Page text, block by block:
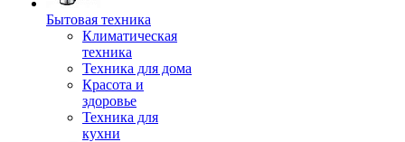
Бытовая техника
Климатическая
техника
Техника для дома
Красота и
здоровье
Техника для
кухни